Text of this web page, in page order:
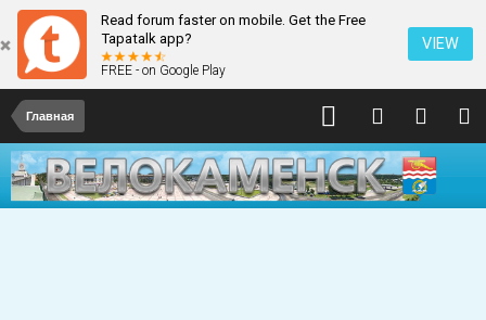
Read forum faster on mobile. Get the Free
Tapatalk app?
FREE - on Google Play
VIEW
Главная